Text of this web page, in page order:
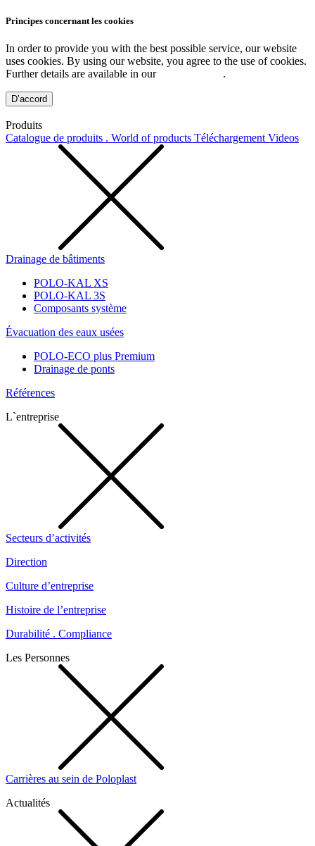
Principes concernant les cookies
In order to provide you with the best possible service, our website
uses cookies. By using our website, you agree to the use of cookies.
Further details are available in our
.
D’accord
Produits
Catalogue de produits . World of products Téléchargement Videos
Drainage de bâtiments
POLO-KAL XS
POLO-KAL 3S
Composants système
Évacuation des eaux usées
POLO-ECO plus Premium
Drainage de ponts
Références
L`entreprise
Secteurs d’activités
Direction
Culture d’entreprise
Histoire de l’entreprise
Durabilité . Compliance
Les Personnes
Carrières au sein de Poloplast
Actualités